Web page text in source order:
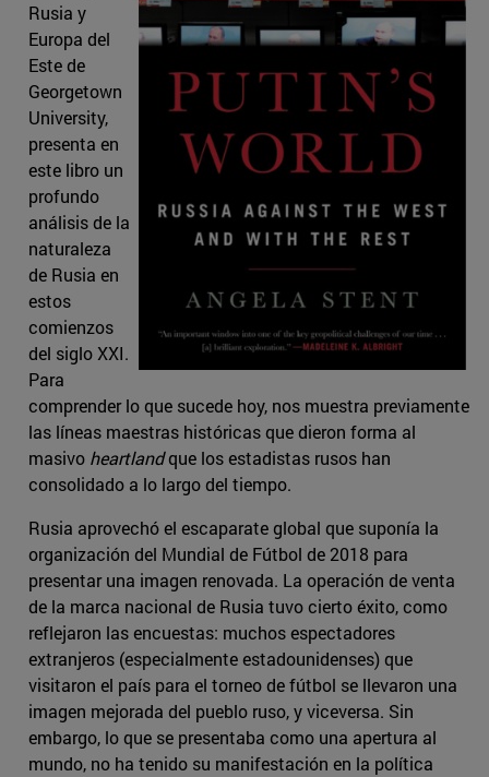
Rusia y
Europa del
Este de
Georgetown
University,
presenta en
este libro un
profundo
análisis de la
naturaleza
de Rusia en
estos
comienzos
del siglo XXI.
Para
comprender lo que sucede hoy, nos muestra previamente
las líneas maestras históricas que dieron forma al
masivo heartlandque los estadistas rusos han
consolidado a lo largo del tiempo.
Rusia aprovechó el escaparate global que suponía la
organización del Mundial de Fútbol de 2018 para
presentar una imagen renovada. La operación de venta
de la marca nacional de Rusia tuvo cierto éxito, como
reflejaron las encuestas: muchos espectadores
extranjeros (especialmente estadounidenses) que
visitaron el país para el torneo de fútbol se llevaron una
imagen mejorada del pueblo ruso, y viceversa. Sin
embargo, lo que se presentaba como una apertura al
mundo, no ha tenido su manifestación en la política